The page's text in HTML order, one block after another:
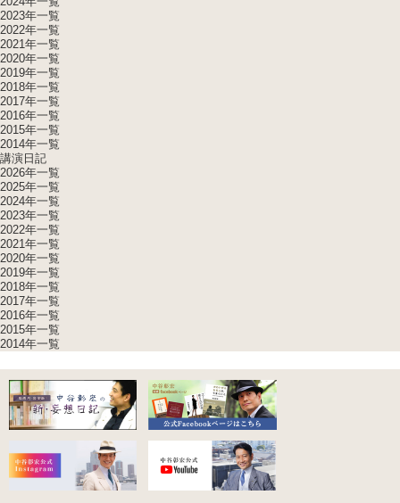
2023年一覧
2022年一覧
2021年一覧
2020年一覧
2019年一覧
2018年一覧
2017年一覧
2016年一覧
2015年一覧
2014年一覧
講演日記
2026年一覧
2025年一覧
2024年一覧
2023年一覧
2022年一覧
2021年一覧
2020年一覧
2019年一覧
2018年一覧
2017年一覧
2016年一覧
2015年一覧
2014年一覧